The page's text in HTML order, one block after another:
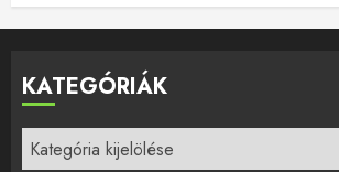
KATEGÓRIÁK
Kategóriák